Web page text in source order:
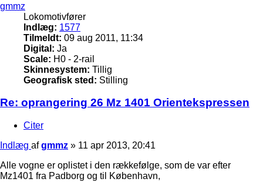
gmmz
Lokomotivfører
Indlæg: 1577
Tilmeldt: 09 aug 2011, 11:34
Digital: Ja
Scale: H0 - 2-rail
Skinnesystem: Tillig
Geografisk sted: Stilling
Re: oprangering 26 Mz 1401 Orientekspressen
Citer
Indlæg afgmmz » 11 apr 2013, 20:41
Alle vogne er oplistet i den rækkefølge, som de var efter
Mz1401 fra Padborg og til København,